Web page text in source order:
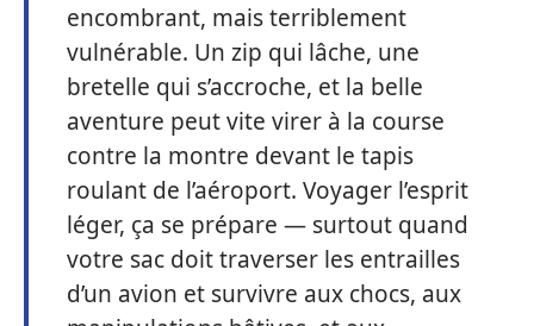
encombrant, mais terriblement
vulnérable. Un zip qui lâche, une
bretelle qui s’accroche, et la belle
aventure peut vite virer à la course
contre la montre devant le tapis
roulant de l’aéroport. Voyager l’esprit
léger, ça se prépare — surtout quand
votre sac doit traverser les entrailles
d’un avion et survivre aux chocs, aux